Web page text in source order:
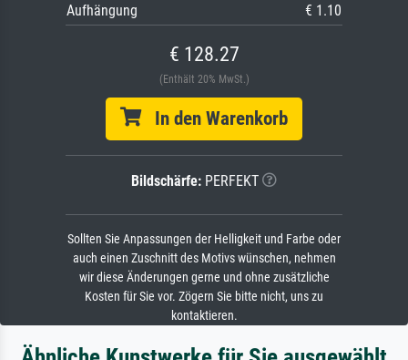
Aufhängung
€ 1.10
€ 128.27
(Enthält 20% MwSt.)
In den Warenkorb
Bildschärfe: PERFEKT
Sollten Sie Anpassungen der Helligkeit und Farbe oder
auch einen Zuschnitt des Motivs wünschen, nehmen
wir diese Änderungen gerne und ohne zusätzliche
Kosten für Sie vor. Zögern Sie bitte nicht, uns zu
kontaktieren.